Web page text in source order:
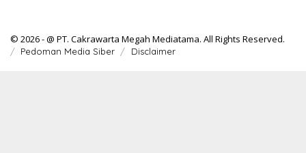
© 2026 - @ PT. Cakrawarta Megah Mediatama. All Rights Reserved.
Pedoman Media Siber Disclaimer